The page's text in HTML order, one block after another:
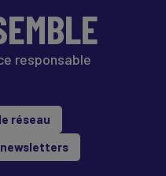
responsable
réseau